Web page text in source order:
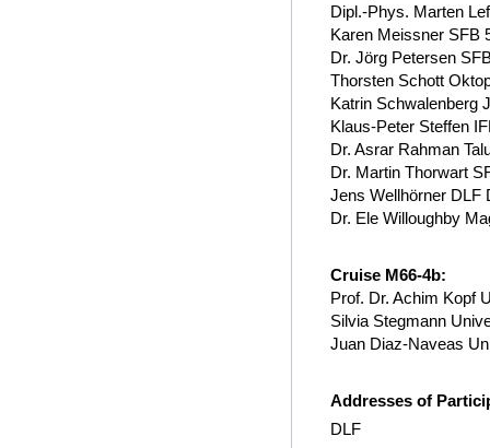
Dipl.-Phys. Marten
Karen Meissner SFB
Dr. Jörg Petersen
Thorsten Schott
Katrin Schwalenberg
Klaus-Peter Steffen
Dr. Asrar Rahman
Dr. Martin Thorwart
Jens Wellhörner DLF
Dr. Ele Willoughby
Cruise M66-4b:
Prof. Dr. Achim Kopf
Silvia Stegmann
Juan Diaz-Naveas
Addresses of
DLF